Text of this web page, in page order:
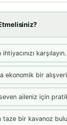
karşılayın.
ekonomik bir
seven aileniz için
taze bir kavanoz